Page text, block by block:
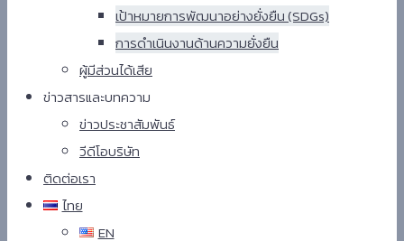
เป้าหมายการพัฒนาอย่างยั่งยืน (SDGs)
การดำเนินงานด้านความยั่งยืน
ผู้มีส่วนได้เสีย
ข่าวสารและบทความ
ข่าวประชาสัมพันธ์
วีดีโอบริษัท
ติดต่อเรา
ไทย
EN